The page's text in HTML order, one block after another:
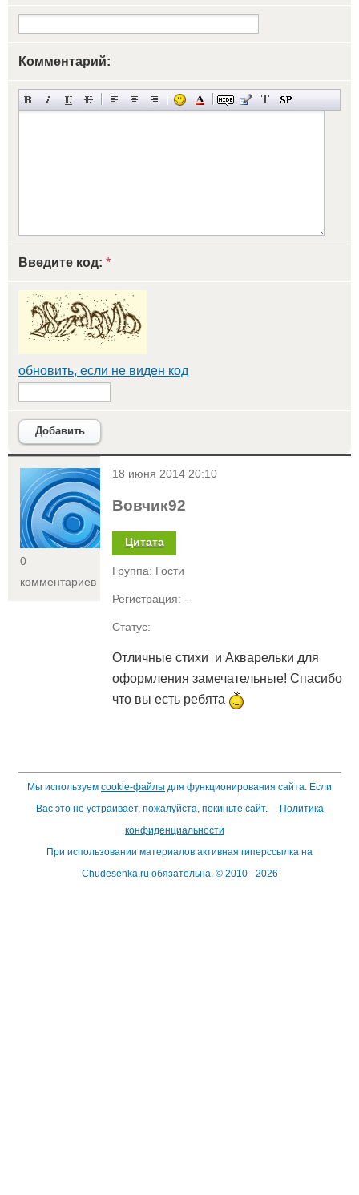
Комментарий:
Введите код: *
обновить, если не виден код
Добавить
<
0
комментариев
18 июня 2014 20:10
Вовчик92
Цитата
Группа: Гости
Регистрация: --
Статус:
Отличные стихи и Акварельки для
оформления замечательные! Спасибо
что вы есть ребята
Мы используем cookie-файлы для функционирования сайта. Если
Вас это не устраивает, пожалуйста, покиньте сайт.
Политика
конфиденциальности
При использовании материалов активная гиперссылка на
Сhudesenka.ru обязательна. © 2010 - 2026